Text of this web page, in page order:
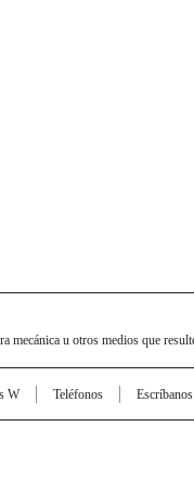
mecánica u otros medios que
W Teléfonos Escríbanos